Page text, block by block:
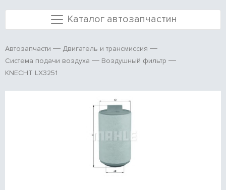
Каталог автозапчастин
Автозапчасти
Двигатель и трансмиссия
Система подачи воздуха
Воздушный фильтр
KNECHT LX3251